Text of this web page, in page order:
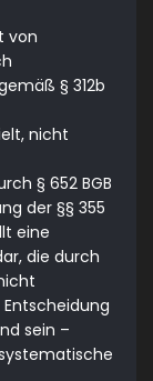
von
§ 312b
nicht
§ 652 BGB
der §§ 355
eine
die durch
sein –